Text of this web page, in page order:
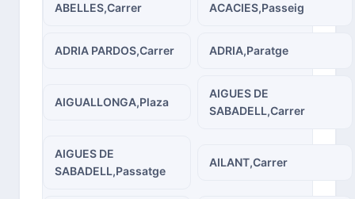
ABELLES,Carrer ACACIES,Passeig
ADRIA PARDOS,Carrer ADRIA,Paratge
AIGUALLONGA,Plaza
AIGUES DE
SABADELL,Carrer
AIGUES DE
SABADELL,Passatge
AILANT,Carrer